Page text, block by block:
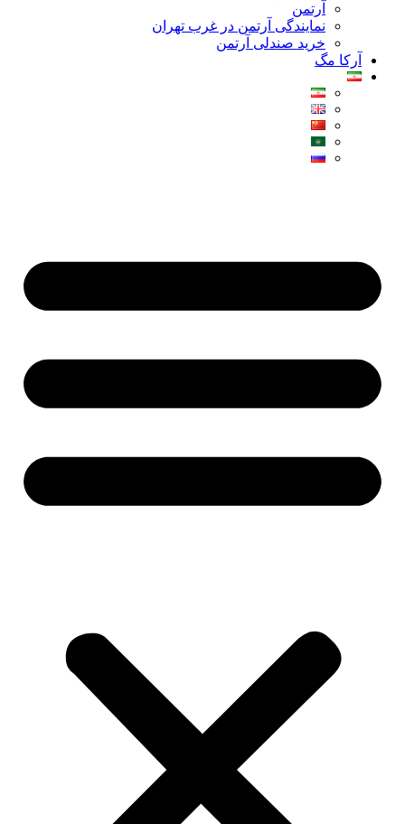
آرتمن
نمایندگی آرتمن در غرب تهران
خرید صندلی آرتمن
آرکا مگ